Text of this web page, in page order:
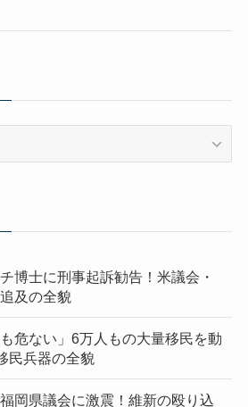
博士に刑事起訴勧告！米議会・
及の全貌
危ない」6万人もの大量移民を動
民兵器の全貌
岡県議会に激震！維新の殴り込